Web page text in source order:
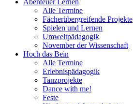
Abenteuer Lernen
Alle Termine
Fächerübergreifende Projekte
Spielen und Lernen
Umweltpädagogik
November der Wissenschaft
Hoch das Bein
Alle Termine
Erlebnispädagogik
Tanzprojekte
Dance with me!
Feste